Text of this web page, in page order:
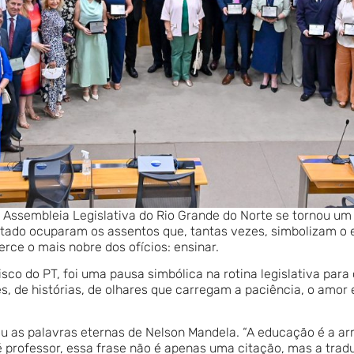
Legislativa do Rio Grande do Norte se tornou
ocuparam os assentos que, tantas vezes, simbolizam
o mais nobre dos ofícios: ensinar.
do PT, foi uma pausa simbólica na rotina legislativa
de histórias, de olhares que carregam a paciência, o
palavras eternas de Nelson Mandela. “A educação é a
professor, essa frase não é apenas uma citação, mas a